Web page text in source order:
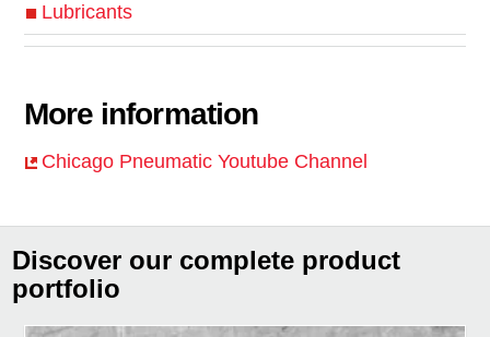
Lubricants
More information
Chicago Pneumatic Youtube Channel
Discover our complete product
portfolio